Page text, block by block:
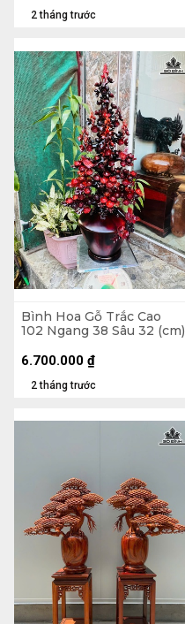
2 tháng trước
Bình Hoa Gỗ Trắc Cao
102 Ngang 38 Sâu 32 (cm)
2 tháng trước
6.700.000 ₫